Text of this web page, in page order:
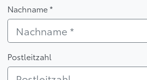
Nachname *
Postleitzahl